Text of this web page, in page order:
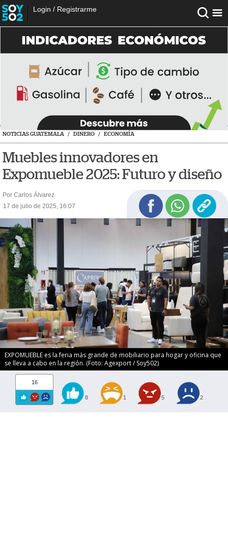
Login / Registrarme
NOTICIAS GUATEMALA / DINERO / ECONOMÍA
Muebles innovadores en
Expomueble 2025: Futuro y diseño
Por Carlos Álvarez
17 de julio de 2025, 16:07
EXPOMUEBLE es la feria más grande de mobiliario para hogar y oficina que
se lleva a cabo en la región. (Foto: Agexport / Soy502)
16
8 1 5 2